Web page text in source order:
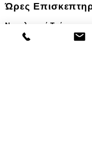
Ώρες
Νοσηλευτικά Τμήματα
Χειμερινό ωράριο: 11.00-13.00